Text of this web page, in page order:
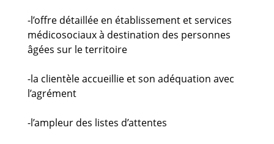
-l’offre détaillée en établissement et services
médicosociaux à destination des personnes
âgées sur le territoire
-la clientèle accueillie et son adéquation avec
l’agrément
-l’ampleur des listes d’attentes